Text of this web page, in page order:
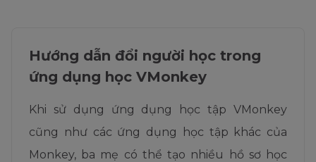
Hướng dẫn đổi người học trong
ứng dụng học VMonkey
Khi sử dụng ứng dụng học tập VMonkey
cũng như các ứng dụng học tập khác của
Monkey, ba mẹ có thể tạo nhiều hồ sơ học